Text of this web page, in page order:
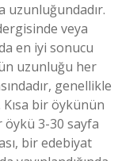
uzunluğundadır.
veya
en iyi sonucu
uzunluğu her
genellikle
Kısa bir öykünün
öykü 3-30 sayfa
bir edebiyat